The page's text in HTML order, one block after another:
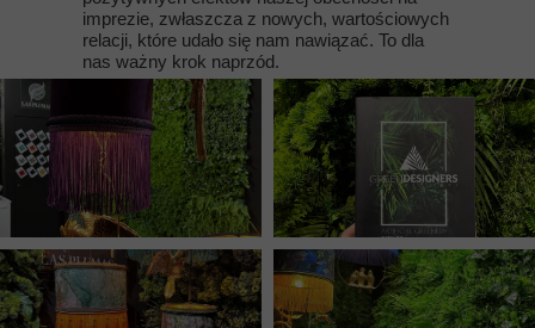
imprezie, zwłaszcza z nowych, wartościowych
relacji, które udało się nam nawiązać. To dla
nas ważny krok naprzód.